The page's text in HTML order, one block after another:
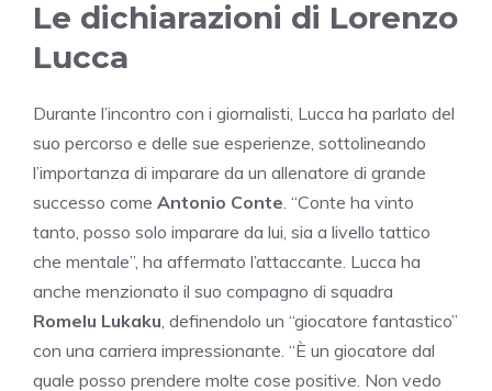
Le dichiarazioni di Lorenzo
Lucca
Durante l’incontro con i giornalisti, Lucca ha parlato del
suo percorso e delle sue esperienze, sottolineando
l’importanza di imparare da un allenatore di grande
successo come Antonio Conte . “Conte ha vinto
tanto, posso solo imparare da lui, sia a livello tattico
che mentale”, ha affermato l’attaccante. Lucca ha
anche menzionato il suo compagno di squadra
Romelu Lukaku , definendolo un “giocatore fantastico”
con una carriera impressionante. “È un giocatore dal
quale posso prendere molte cose positive. Non vedo